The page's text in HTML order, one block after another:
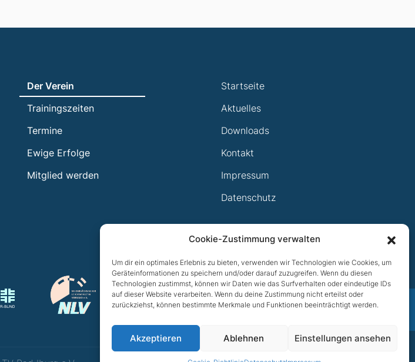
Cookie-Zustimmung verwalten
Um dir ein optimales Erlebnis zu bieten, verwenden wir Technologien wie Cookies, um
Geräteinformationen zu speichern und/oder darauf zuzugreifen. Wenn du diesen
Technologien zustimmst, können wir Daten wie das Surfverhalten oder eindeutige IDs
auf dieser Website verarbeiten. Wenn du deine Zustimmung nicht erteilst oder
zurückziehst, können bestimmte Merkmale und Funktionen beeinträchtigt werden.
Akzeptieren Ablehnen Einstellungen ansehen
Der Verein
Trainingszeiten
Termine
Ewige Erfolge
Mitglied werden
Startseite
Aktuelles
Downloads
Kontakt
Impressum
Datenschutz